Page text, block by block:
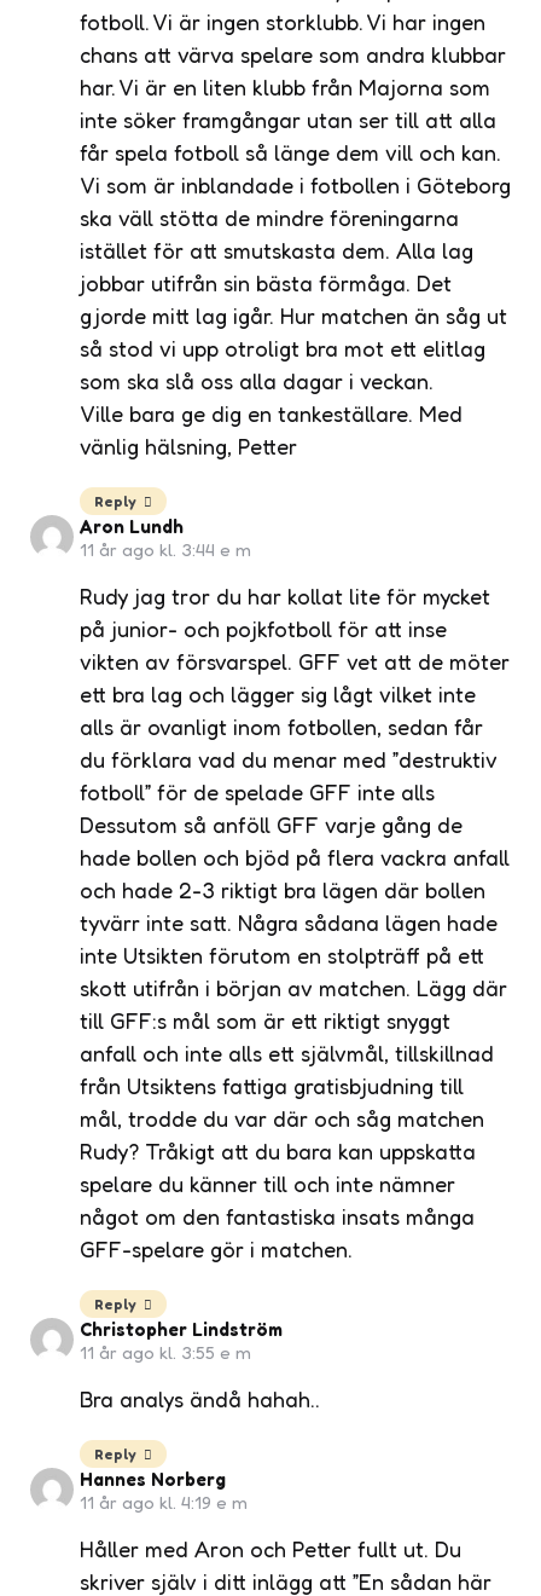
fotboll. Vi är ingen storklubb. Vi har ingen
chans att värva spelare som andra klubbar
har. Vi är en liten klubb från Majorna som
inte söker framgångar utan ser till att alla
får spela fotboll så länge dem vill och kan.
Vi som är inblandade i fotbollen i Göteborg
ska väll stötta de mindre föreningarna
istället för att smutskasta dem. Alla lag
jobbar utifrån sin bästa förmåga. Det
gjorde mitt lag igår. Hur matchen än såg ut
så stod vi upp otroligt bra mot ett elitlag
som ska slå oss alla dagar i veckan.
Ville bara ge dig en tankeställare. Med
vänlig hälsning, Petter
Reply
Aron Lundh
11 år ago kl. 3:44 e m
Rudy jag tror du har kollat lite för mycket
på junior- och pojkfotboll för att inse
vikten av försvarspel. GFF vet att de möter
ett bra lag och lägger sig lågt vilket inte
alls är ovanligt inom fotbollen, sedan får
du förklara vad du menar med ”destruktiv
fotboll” för de spelade GFF inte alls
Dessutom så anföll GFF varje gång de
hade bollen och bjöd på flera vackra anfall
och hade 2-3 riktigt bra lägen där bollen
tyvärr inte satt. Några sådana lägen hade
inte Utsikten förutom en stolpträff på ett
skott utifrån i början av matchen. Lägg där
till GFF:s mål som är ett riktigt snyggt
anfall och inte alls ett självmål, tillskillnad
från Utsiktens fattiga gratisbjudning till
mål, trodde du var där och såg matchen
Rudy? Tråkigt att du bara kan uppskatta
spelare du känner till och inte nämner
något om den fantastiska insats många
GFF-spelare gör i matchen.
Reply
Christopher Lindström
11 år ago kl. 3:55 e m
Bra analys ändå hahah..
Reply
Hannes Norberg
11 år ago kl. 4:19 e m
Håller med Aron och Petter fullt ut. Du
skriver själv i ditt inlägg att ”En sådan här